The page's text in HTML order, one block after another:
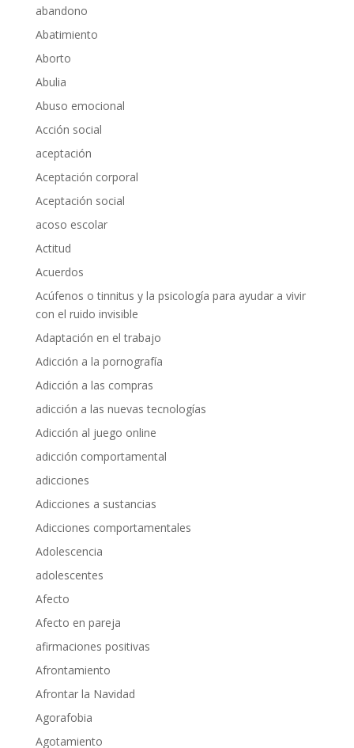
abandono
Abatimiento
Aborto
Abulia
Abuso emocional
Acción social
aceptación
Aceptación corporal
Aceptación social
acoso escolar
Actitud
Acuerdos
Acúfenos o tinnitus y la psicología para ayudar a vivir
con el ruido invisible
Adaptación en el trabajo
Adicción a la pornografía
Adicción a las compras
adicción a las nuevas tecnologías
Adicción al juego online
adicción comportamental
adicciones
Adicciones a sustancias
Adicciones comportamentales
Adolescencia
adolescentes
Afecto
Afecto en pareja
afirmaciones positivas
Afrontamiento
Afrontar la Navidad
Agorafobia
Agotamiento